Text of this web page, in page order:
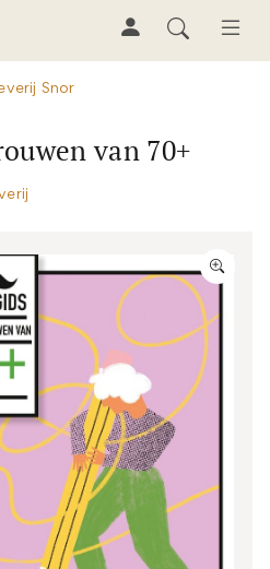
Snor
van 70+